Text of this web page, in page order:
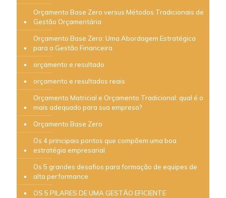
Orçamento Base Zero versus Métodos Tradicionais de
Gestão Orçamentária
Orçamento Base Zero: Uma Abordagem Estratégica
para a Gestão Financeira
orçamento e resultado
orçamento e resultados reais
Orçamento Matricial e Orçamento Tradicional: qual é o
mais adequado para sua empresa?
Orçamento Base Zero
Os 4 principais pontos que compõem uma boa
estratégia empresarial
Os 5 grandes desafios para formação de equipes de
alta performance
OS 5 PILARES DE UMA GESTÃO EFICIENTE